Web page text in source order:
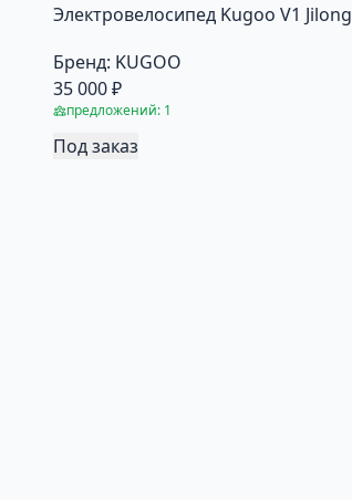
Электровелосипед Kugoo V1 Jilong
Бренд: KUGOO
35 000 ₽
предложений: 1
Под заказ